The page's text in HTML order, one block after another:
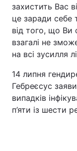
захистить Вас
це заради себе
від того, що Ви
взагалі не
на всі зусилля
14 липня
Гебреєсус
випадків
п’яти із шести